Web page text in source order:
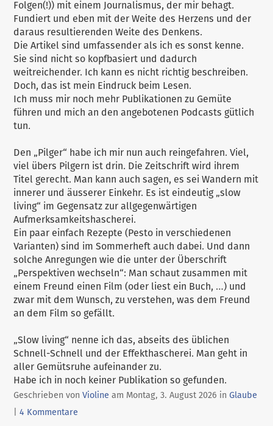
Folgen(!)) mit einem Journalismus, der mir behagt.
Fundiert und eben mit der Weite des Herzens und der
daraus resultierenden Weite des Denkens.
Die Artikel sind umfassender als ich es sonst kenne.
Sie sind nicht so kopfbasiert und dadurch
weitreichender. Ich kann es nicht richtig beschreiben.
Doch, das ist mein Eindruck beim Lesen.
Ich muss mir noch mehr Publikationen zu Gemüte
führen und mich an den angebotenen Podcasts gütlich
tun.
Den „Pilger“ habe ich mir nun auch reingefahren. Viel,
viel übers Pilgern ist drin. Die Zeitschrift wird ihrem
Titel gerecht. Man kann auch sagen, es sei Wandern mit
innerer und äusserer Einkehr. Es ist eindeutig „slow
living“ im Gegensatz zur allgegenwärtigen
Aufmerksamkeitshascherei.
Ein paar einfach Rezepte (Pesto in verschiedenen
Varianten) sind im Sommerheft auch dabei. Und dann
solche Anregungen wie die unter der Überschrift
„Perspektiven wechseln“: Man schaut zusammen mit
einem Freund einen Film (oder liest ein Buch, …) und
zwar mit dem Wunsch, zu verstehen, was dem Freund
an dem Film so gefällt.
„Slow living“ nenne ich das, abseits des üblichen
Schnell-Schnell und der Effekthascherei. Man geht in
aller Gemütsruhe aufeinander zu.
Habe ich in noch keiner Publikation so gefunden.
Geschrieben vonVioline am Montag, 3. August 2026 in Glaube
|4 Kommentare